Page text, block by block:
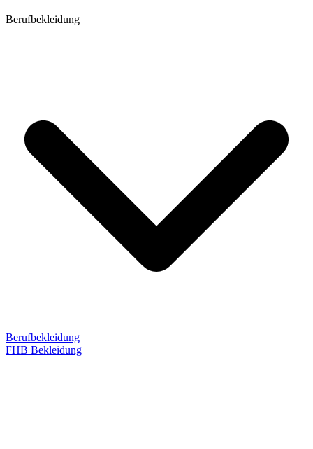
Berufbekleidung
Berufbekleidung
FHB Bekleidung